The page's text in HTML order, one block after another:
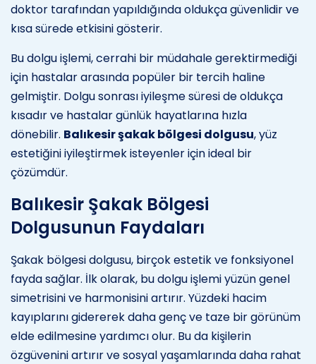
doktor tarafından yapıldığında oldukça güvenlidir ve
kısa sürede etkisini gösterir.
Bu dolgu işlemi, cerrahi bir müdahale gerektirmediği
için hastalar arasında popüler bir tercih haline
gelmiştir. Dolgu sonrası iyileşme süresi de oldukça
kısadır ve hastalar günlük hayatlarına hızla
dönebilir. Balıkesir şakak bölgesi dolgusu, yüz
estetiğini iyileştirmek isteyenler için ideal bir
çözümdür.
Balıkesir Şakak Bölgesi
Dolgusunun Faydaları
Şakak bölgesi dolgusu, birçok estetik ve fonksiyonel
fayda sağlar. İlk olarak, bu dolgu işlemi yüzün genel
simetrisini ve harmonisini artırır. Yüzdeki hacim
kayıplarını gidererek daha genç ve taze bir görünüm
elde edilmesine yardımcı olur. Bu da kişilerin
özgüvenini artırır ve sosyal yaşamlarında daha rahat